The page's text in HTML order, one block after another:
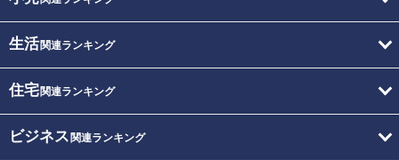
生活関連ランキング
住宅関連ランキング
ビジネス 関連ランキング